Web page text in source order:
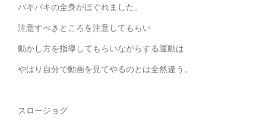
バキバキの全身がほぐれました。
注意すべきところを注意してもらい
動かし方を指導してもらいながらする運動は
やはり自分で動画を見てやるのとは全然違う。
スロージョグ